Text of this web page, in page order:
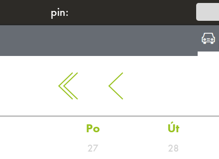
pin:
Po Út
27 28